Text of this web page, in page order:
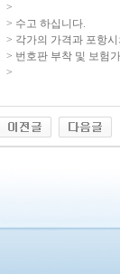
>
> 수고 하십니다.
> 각가의 가격과 포항
> 번호판 부착 및 보험
>